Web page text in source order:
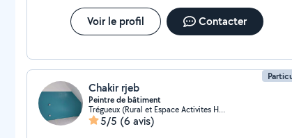
Voir le profil Contacter
Chakir rjeb
Peintre de bâtiment
Trégueux (Rural et Espace Activites Hazaie)
5/5 (6 avis)